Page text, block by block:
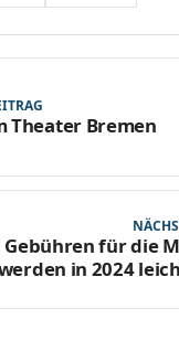
Theater Bremen
für die
in 2024